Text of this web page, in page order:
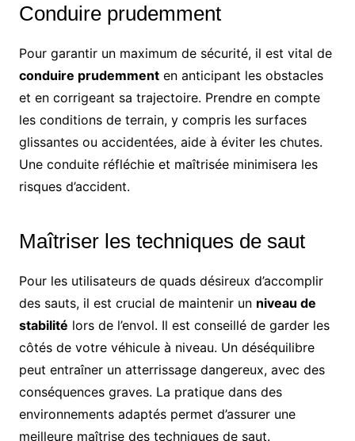
Conduire prudemment
Pour garantir un maximum de sécurité, il est vital de
conduire prudemmenten anticipant les obstacles
et en corrigeant sa trajectoire. Prendre en compte
les conditions de terrain, y compris les surfaces
glissantes ou accidentées, aide à éviter les chutes.
Une conduite réfléchie et maîtrisée minimisera les
risques d’accident.
Maîtriser les techniques de saut
Pour les utilisateurs de quads désireux d’accomplir
des sauts, il est crucial de maintenir un niveau de
stabilité lors de l’envol. Il est conseillé de garder les
côtés de votre véhicule à niveau. Un déséquilibre
peut entraîner un atterrissage dangereux, avec des
conséquences graves. La pratique dans des
environnements adaptés permet d’assurer une
meilleure maîtrise des techniques de saut.